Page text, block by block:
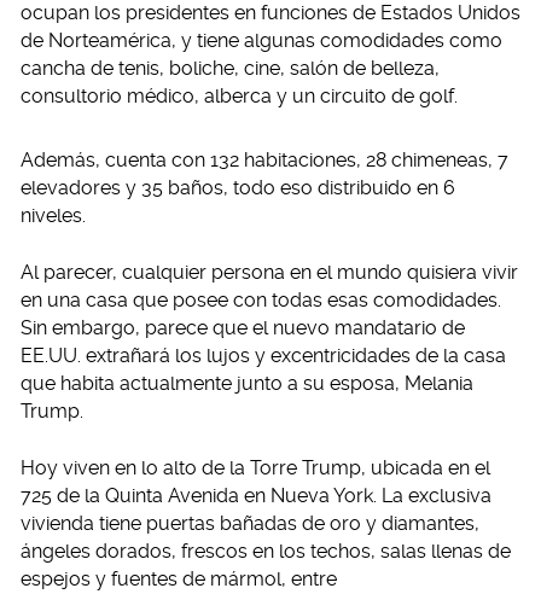
ocupan los presidentes en funciones de Estados Unidos
de Norteamérica, y tiene algunas comodidades como
cancha de tenis, boliche, cine, salón de belleza,
consultorio médico, alberca y un circuito de golf.
Además, cuenta con 132 habitaciones, 28 chimeneas, 7
elevadores y 35 baños, todo eso distribuido en 6
niveles.
Al parecer, cualquier persona en el mundo quisiera vivir
en una casa que posee con todas esas comodidades.
Sin embargo, parece que el nuevo mandatario de
EE.UU. extrañará los lujos y excentricidades de la casa
que habita actualmente junto a su esposa, Melania
Trump.
Hoy viven en lo alto de la Torre Trump, ubicada en el
725 de la Quinta Avenida en Nueva York. La exclusiva
vivienda tiene puertas bañadas de oro y diamantes,
ángeles dorados, frescos en los techos, salas llenas de
espejos y fuentes de mármol, entre